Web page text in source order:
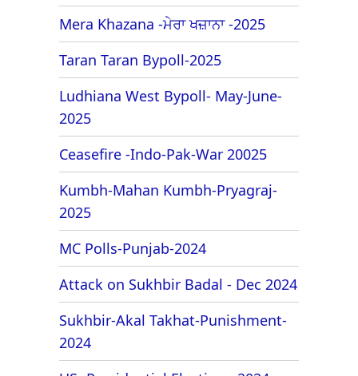
Mera Khazana -ਮੇਰਾ ਖਜ਼ਾਨਾ -2025
Taran Taran Bypoll-2025
Ludhiana West Bypoll- May-June-
2025
Ceasefire -Indo-Pak-War 20025
Kumbh-Mahan Kumbh-Pryagraj-
2025
MC Polls-Punjab-2024
Attack on Sukhbir Badal - Dec 2024
Sukhbir-Akal Takhat-Punishment-
2024